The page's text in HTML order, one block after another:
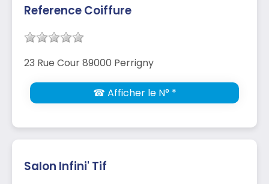
Reference Coiffure
23 Rue Cour 89000 Perrigny
☎ Afficher le N° *
Salon Infini' Tif